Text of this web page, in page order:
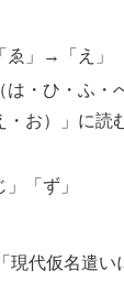
ゑ」→「え」
は・ひ・ふ・
・お）」に読
「ず」
現代仮名遣い